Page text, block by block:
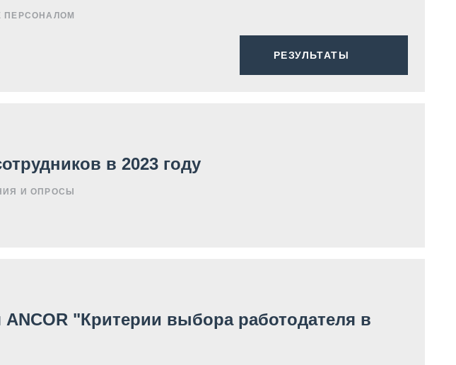
ПЕРСОНАЛОМ
РЕЗУЛЬТАТЫ
в 2023 году
И ОПРОСЫ
"Критерии выбора работодателя в